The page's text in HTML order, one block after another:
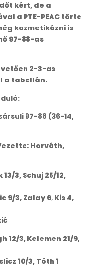
kért, de a
a PTE-PEAC törte
kozmetikázni is
97-88-as
2-3-as
a tabellán.
97-88 (36-14,
Horváth,
13/3, Schuj 25/12,
9/3, Zalay 6, Kis 4,
12/3, Kelemen 21/9,
10/3, Tóth 1